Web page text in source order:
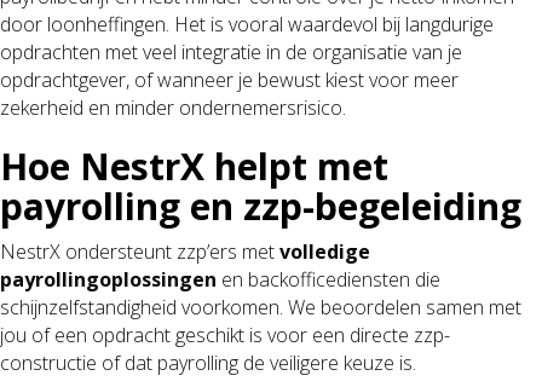
door loonheffingen. Het is vooral waardevol bij langdurige
opdrachten met veel integratie in de organisatie van je
opdrachtgever, of wanneer je bewust kiest voor meer
zekerheid en minder ondernemersrisico.
Hoe NestrX helpt met
payrolling en zzp-begeleiding
NestrX ondersteunt zzp’ers metvolledige
payrollingoplossingen en backofficediensten die
schijnzelfstandigheid voorkomen. We beoordelen samen met
jou of een opdracht geschikt is voor een directe zzp-
constructie of dat payrolling de veiligere keuze is.